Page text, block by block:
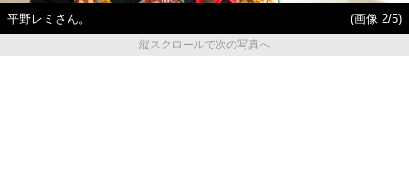
平野レミさん。
(画像 2/5)
縦スクロールで次の写真へ